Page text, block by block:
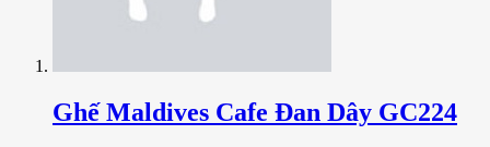
Ghế Maldives Cafe Đan Dây GC224